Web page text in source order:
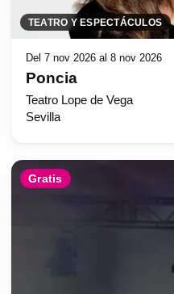
TEATRO Y ESPECTÁCULOS
Del 7 nov 2026 al 8 nov 2026
Poncia
Teatro Lope de Vega
Sevilla
Gratis